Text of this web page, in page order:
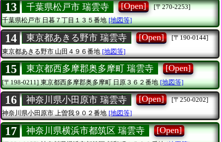
13 千葉県松戸市 瑞雲寺 [Open]
[〒270-2253]
千葉県松戸市日暮７丁目１３５番地 [地図等]
14 東京都あきる野市 瑞雲寺 [Open]
[〒190-0144]
東京都あきる野市 山田４９６番地 [地図等]
15 東京都西多摩郡奥多摩町 瑞雲寺 [Open]
[〒198-0211] 東京都西多摩郡奥多摩町日原３６２番地 [地図等]
16 神奈川県小田原市 瑞雲寺 [Open]
[〒250-0202]
神奈川県小田原市上曽我９０２番地 [地図等]
17 神奈川県横浜市都筑区 瑞雲寺 [Open]